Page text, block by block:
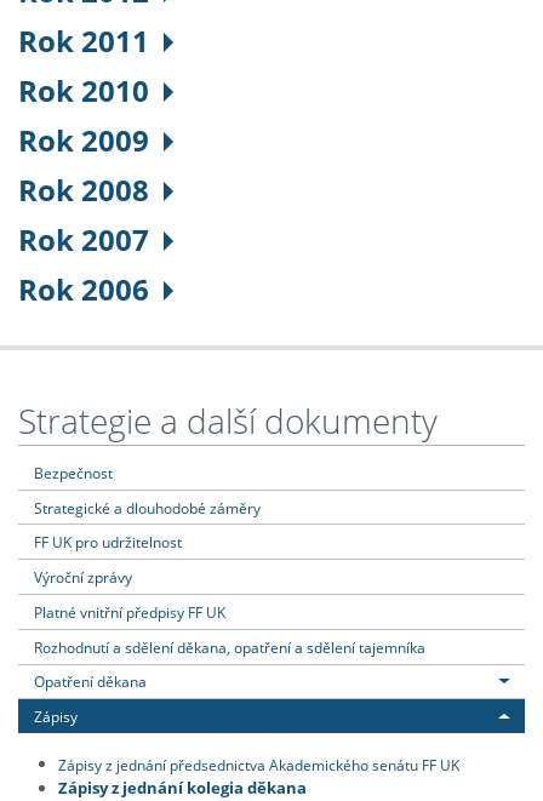
Rok 2011
Rok 2010
Rok 2009
Rok 2008
Rok 2007
Rok 2006
Strategie a další dokumenty
Bezpečnost
Strategické a dlouhodobé záměry
FF UK pro udržitelnost
Výroční zprávy
Platné vnitřní předpisy FF UK
Rozhodnutí a sdělení děkana, opatření a sdělení tajemníka
Opatření děkana
Zápisy
Zápisy z jednání předsednictva Akademického senátu FF UK
Zápisy z jednání kolegia děkana